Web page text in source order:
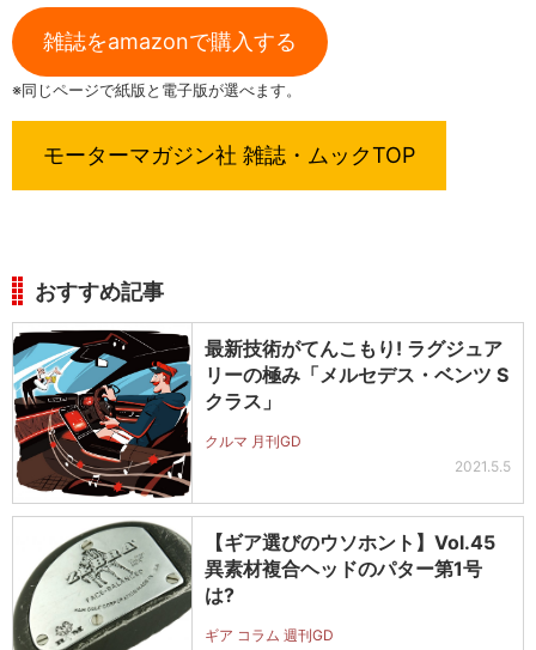
雑誌をamazonで購入する
※同じページで紙版と電子版が選べます。
モーターマガジン社 雑誌・ムックTOP
おすすめ記事
最新技術がてんこもり! ラグジュア
リーの極み「メルセデス・ベンツ S
クラス」
クルマ 月刊GD
2021.5.5
【ギア選びのウソホント】Vol.45
異素材複合ヘッドのパター第1号
は?
ギア コラム 週刊GD